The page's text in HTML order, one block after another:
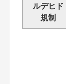
ルデヒド
規制